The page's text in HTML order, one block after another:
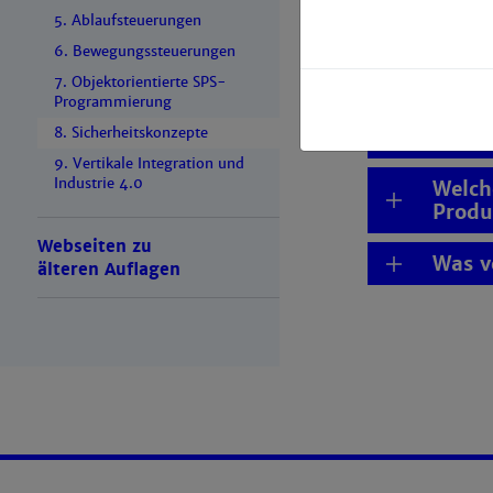
5. Ablaufsteuerungen
6. Bewegungssteuerungen
7. Objektorientierte SPS-
Programmierung
8. Sicherheitskonzepte
9. Vertikale Integration und
Industrie 4.0
Webseiten zu
älteren Auflagen
Was